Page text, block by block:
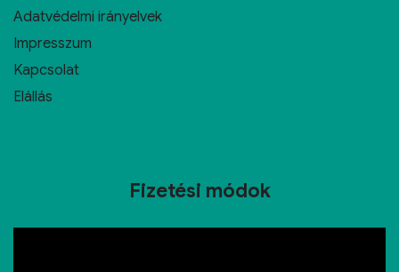
Adatvédelmi irányelvek
Impresszum
Kapcsolat
Elállás
Fizetési módok